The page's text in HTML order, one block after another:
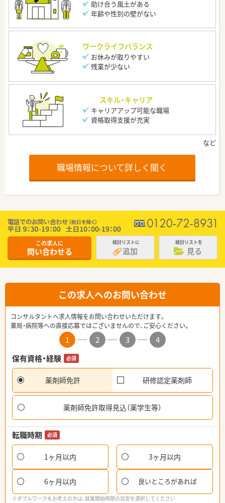
助け合う風土がある
年齢や性別の壁がない
ワークライフバランス
お休みが取りやすい
残業が少ない
スキル・キャリア
キャリアアップ可能な職場
資格取得支援が充実
職場情報について詳しく聞く
この求人に
問い合わせる
検討リストに
追加
検討リストを
見る
この求人へのお問い合わせ
コンサルタントへ求人情報をお問い合わせいただけます。
薬局・病院等への直接応募ではございませんので、ご安心ください。
1 2 3
4
保有資格・経験
必須
薬剤師免許 研修認定薬剤師
薬剤師免許取得見込（薬学生等）
転職時期 必須
1ヶ月以内 3ヶ月以内
6ヶ月以内 良いところがあれば
※ダブルワークをお考えの方は、就業開始時期の目安を選択してください